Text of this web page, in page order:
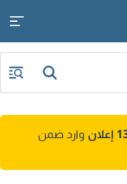
وارد ضمن